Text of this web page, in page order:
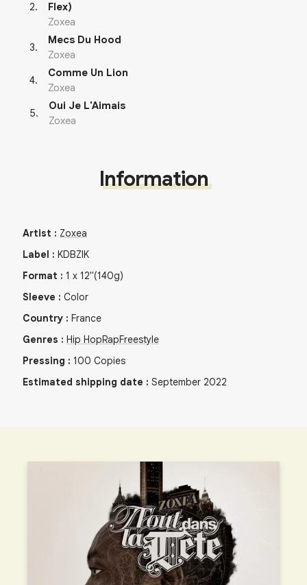
2.
Flex)
Zoxea
3.
Mecs Du Hood
Zoxea
4.
Comme Un Lion
Zoxea
5.
Oui Je L'Aimais
Zoxea
Information
Artist : Zoxea
Label : KDBZIK
Format : 1 x 12"(140g)
Sleeve : Color
Country : France
Genres : Hip HopRapFreestyle
Pressing : 100 Copies
Estimated shipping date : September 2022